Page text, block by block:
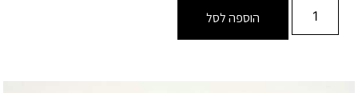
הוספה לסל